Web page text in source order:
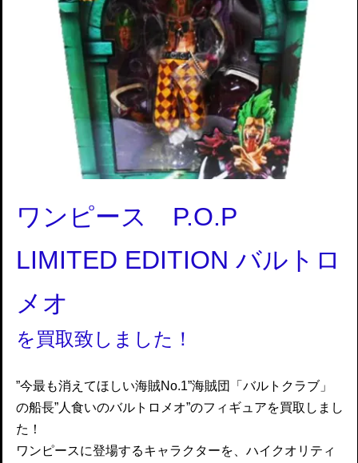
ワンピース P.O.P
LIMITED EDITION バルトロ
メオ
を買取致しました！
”今最も消えてほしい海賊No.1”海賊団「バルトクラブ」
の船長”人食いのバルトロメオ”のフィギュアを買取しまし
た！
ワンピースに登場するキャラクターを、ハイクオリティ